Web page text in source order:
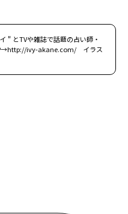
とTVや雑誌で話題の占い師・
ivy-akane.com/ イラス